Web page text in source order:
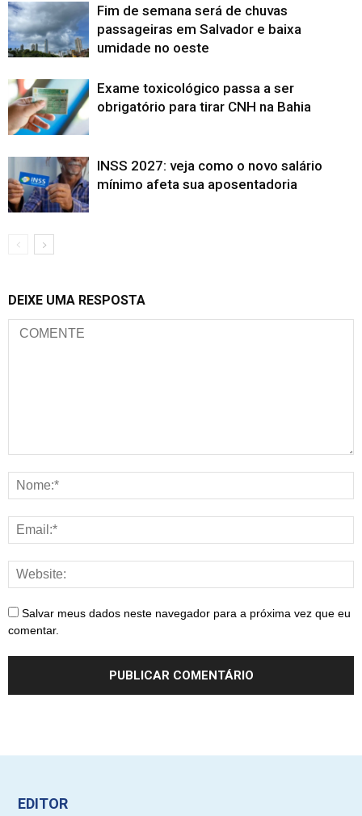
Fim de semana será de chuvas
passageiras em Salvador e baixa
umidade no oeste
Exame toxicológico passa a ser
obrigatório para tirar CNH na Bahia
INSS 2027: veja como o novo salário
mínimo afeta sua aposentadoria
DEIXE UMA RESPOSTA
Salvar meus dados neste navegador para a próxima vez que eu
comentar.
EDITOR